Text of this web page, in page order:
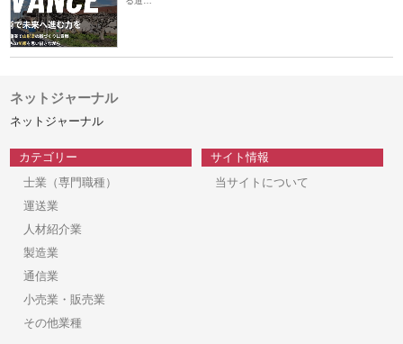
ネットジャーナル
ネットジャーナル
カテゴリー
士業（専門職種）
運送業
人材紹介業
製造業
通信業
小売業・販売業
その他業種
サイト情報
当サイトについて